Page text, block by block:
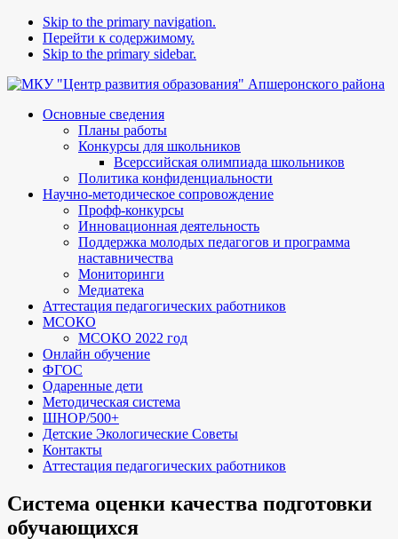
Skip to the primary navigation.
Перейти к содержимому.
Skip to the primary sidebar.
Основные сведения
Планы работы
Конкурсы для школьников
Всерссийская олимпиада школьников
Политика конфиденциальности
Научно-методическое сопровождение
Профф-конкурсы
Инновационная деятельность
Поддержка молодых педагогов и программа
наставничества
Мониторинги
Медиатека
Аттестация педагогических работников
МСОКО
МСОКО 2022 год
Онлайн обучение
ФГОС
Одаренные дети
Методическая система
ШНОР/500+
Детские Экологические Советы
Контакты
Аттестация педагогических работников
Система оценки качества подготовки
обучающихся